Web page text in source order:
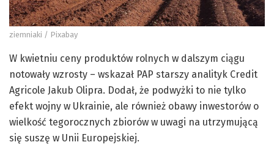
ziemniaki / Pixabay
W kwietniu ceny produktów rolnych w dalszym ciągu
notowały wzrosty – wskazał PAP starszy analityk Credit
Agricole Jakub Olipra. Dodał, że podwyżki to nie tylko
efekt wojny w Ukrainie, ale również obawy inwestorów o
wielkość tegorocznych zbiorów w uwagi na utrzymującą
się suszę w Unii Europejskiej.